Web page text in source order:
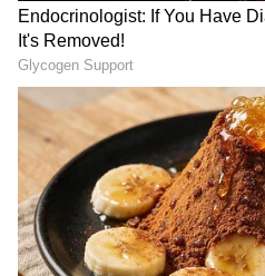
Image Credit :
அனந்தன் காடு
நடிகர் ஆர்யா நடிச்ச
ஜூன் 25-ஆம் தேதி
இது இல்லாம,
ஜார்ஜ் கூட்டணியோட
மாசத்துலதான்